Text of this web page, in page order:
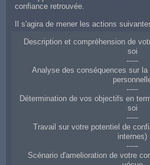
confiance retrouvée.
Il s'agira de mener les actions
Description et compréhension de
soi
-----
Analyse des conséquences sur
-----
Détermination de vos objectifs en
soi
-----
Travail sur votre potentiel de
internes)
-----
Scénario d'amelioration de votre